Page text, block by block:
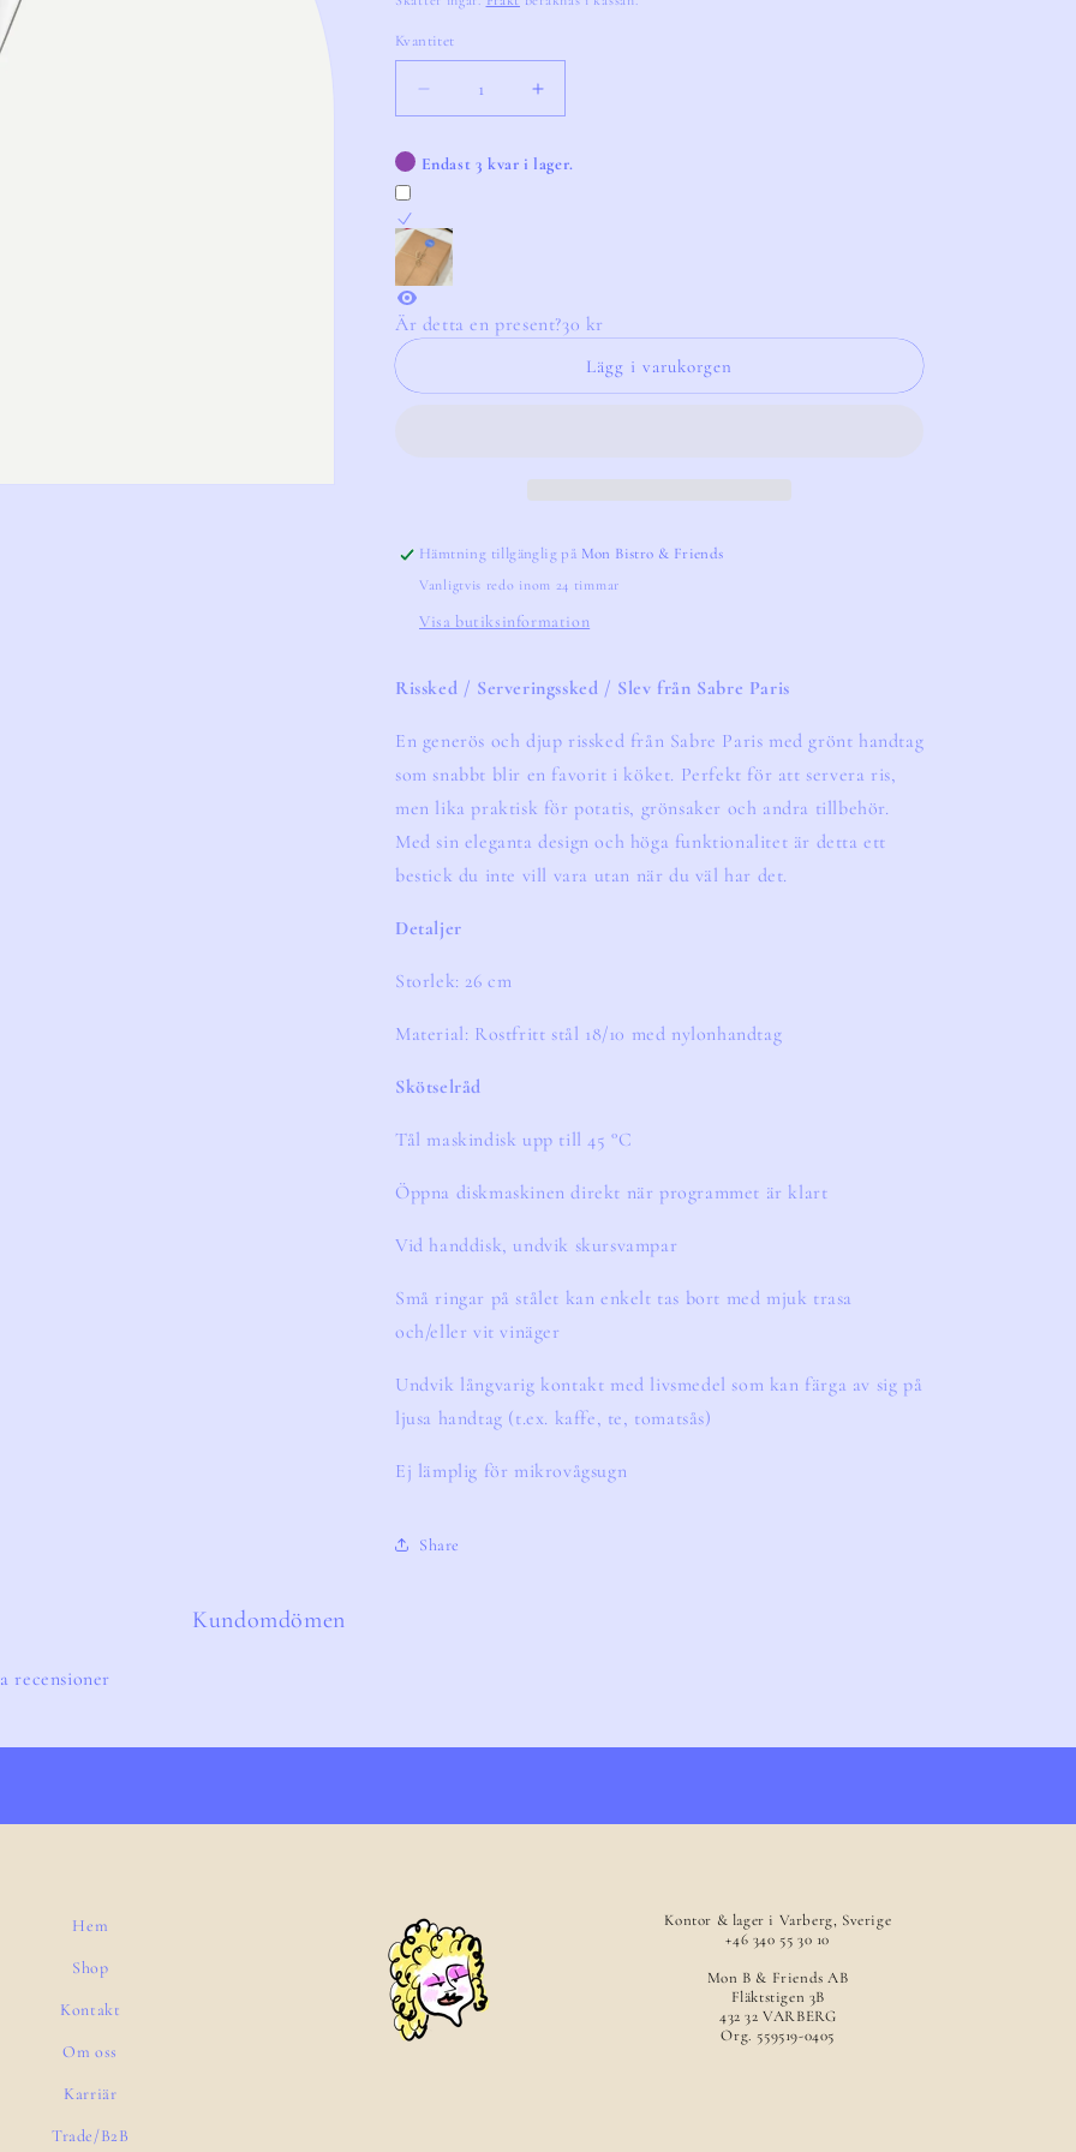
Kvantitet
Kvantitet
Minska
kvantitet
Sabre
Spoon
Garden
Green
Öka
kvantitet
Sabre
Endast 3 kvar i lager.
Är detta en present?30 kr
Lägg i varukorgen
Hämtning tillgänglig på Mon Bistro & Friends
Vanligtvis redo inom 24 timmar
Visa butiksinformation
Rissked / Serveringssked / Slev från Sabre Paris
En generös och djup rissked från Sabre Paris med grönt handtag
som snabbt blir en favorit i köket. Perfekt för att servera ris,
men lika praktisk för potatis, grönsaker och andra tillbehör.
Med sin eleganta design och höga funktionalitet är detta ett
bestick du inte vill vara utan när du väl har det.
Detaljer
Storlek: 26 cm
Material: Rostfritt stål 18/10 med nylonhandtag
Skötselråd
Tål maskindisk upp till 45 °C
Öppna diskmaskinen direkt när programmet är klart
Vid handdisk, undvik skursvampar
Små ringar på stålet kan enkelt tas bort med mjuk trasa
och/eller vit vinäger
Undvik långvarig kontakt med livsmedel som kan färga av sig på
ljusa handtag (t.ex. kaffe, te, tomatsås)
Ej lämplig för mikrovågsugn
Share
Kundomdömen
recensioner
Hem
Shop
Kontakt
Om oss
Karriär
Trade/B2B
Kontor & lager i Varberg, Sverige
+46 340 55 30 10
Mon B & Friends AB
Fläktstigen 3B
432 32 VARBERG
Org. 559519-0405